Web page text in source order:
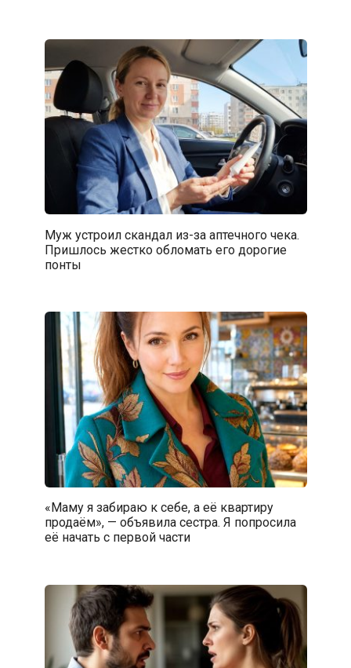
Муж устроил скандал из-за аптечного чека.
Пришлось жестко обломать его дорогие
понты
«Маму я забираю к себе, а её квартиру
продаём», — объявила сестра. Я попросила
её начать с первой части